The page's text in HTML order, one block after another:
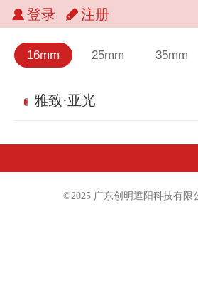
登录 注册
16mm 25mm 35mm
雅致·亚光
©2025 广东创明遮阳科技有限